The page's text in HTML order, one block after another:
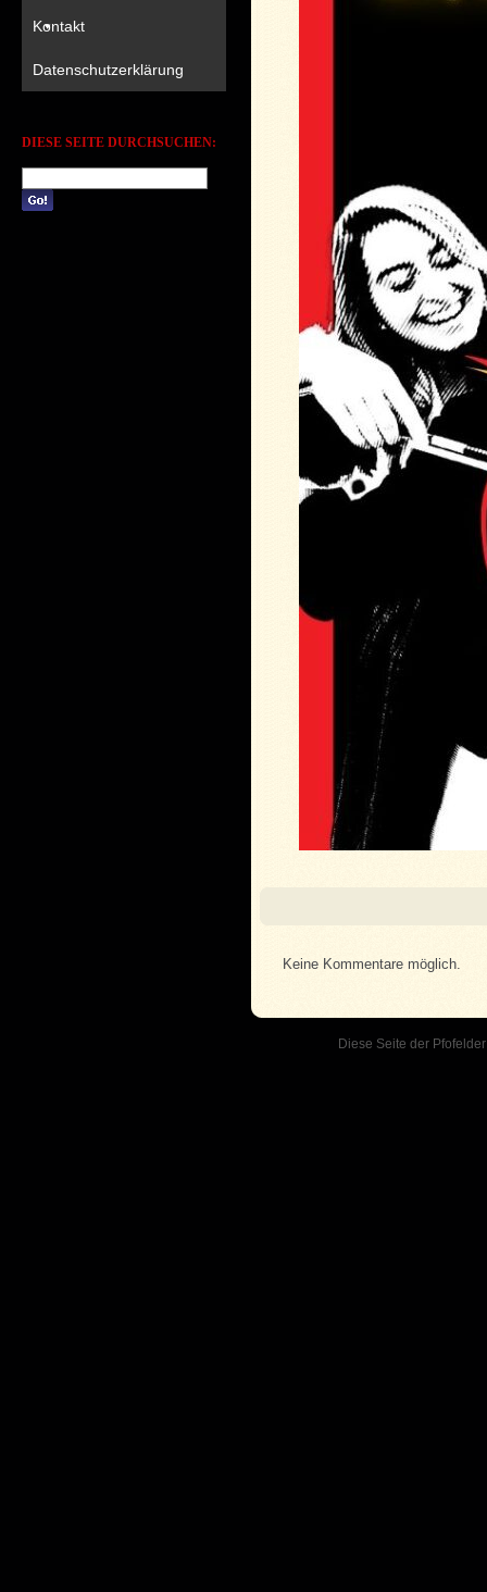
Kontakt
Datenschutzerklärung
DIESE SEITE DURCHSUCHEN:
Keine Kommentare möglich.
Diese Seite der